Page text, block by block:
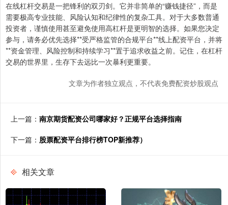
在线杠杆交易是一把锋利的双刃剑。它并非简单的“赚钱捷径”，而是
需要极高专业技能、风险认知和纪律性的复杂工具。对于大多数普通
投资者，谨慎使用甚至避免使用高杠杆是更明智的选择。如果您决定
参与，请务必优先选择**受严格监管的合规平台**线上配资平台，并将
**资金管理、风险控制和持续学习**置于追求收益之前。记住，在杠杆
交易的世界里，生存下去远比一次暴利更重要。
文章为作者独立观点，不代表免费配资炒股观点
上一篇： 南京期货配资公司哪家好？正规平台选择指南
下一篇： 股票配资平台排行榜TOP新推荐）
相关文章